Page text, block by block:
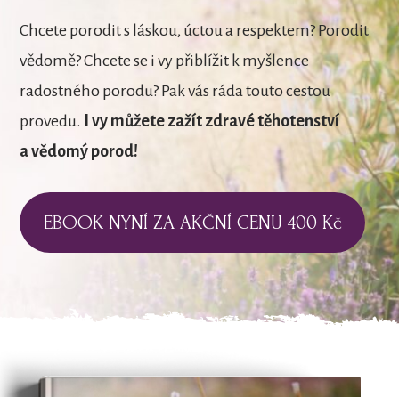
Chcete porodit s láskou, úctou a respektem? Porodit
vědomě? Chcete se i vy přiblížit k myšlence
radostného porodu? Pak vás ráda touto cestou
provedu.
I vy můžete zažít zdravé těhotenství
a vědomý porod!
EBOOK NYNÍ ZA AKČNÍ CENU 400 Kč